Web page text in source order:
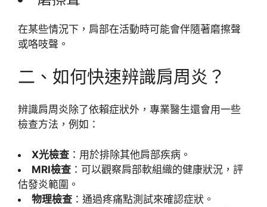
在某些情況下，肩部在活動時可能會伴隨著磨擦聲
或咯吱聲。
二、如何快速辨識肩周炎？
辨識肩周炎除了依賴症狀外，專業醫生還會用一些
檢查方法，例如：
X光檢查 ：用於排除其他肩部疾病。
MRI檢查 ：可以觀察肩部軟組織的健康狀況，評
估發炎範圍。
物理檢查 ：通過疼痛點測試來確認症狀。